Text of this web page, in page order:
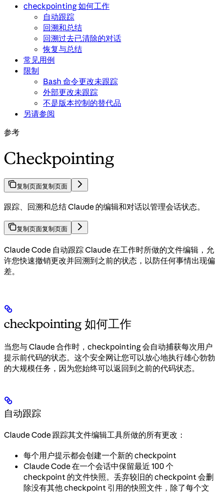
checkpointing 如何工作
自动跟踪
回溯和总结
回溯过去已清除的对话
恢复与总结
常见用例
限制
Bash 命令更改未跟踪
外部更改未跟踪
不是版本控制的替代品
另请参阅
参考
Checkpointing
复制页面复制页面
跟踪、回溯和总结 Claude 的编辑和对话以管理会话状态。
复制页面复制页面
Claude Code 自动跟踪 Claude 在工作时所做的文件编辑，允
许您快速撤销更改并回溯到之前的状态，以防任何事情出现偏
差。
checkpointing 如何工作
当您与 Claude 合作时，checkpointing 会自动捕获每次用户
提示前代码的状态。这个安全网让您可以放心地执行雄心勃勃
的大规模任务，因为您始终可以返回到之前的代码状态。
自动跟踪
Claude Code 跟踪其文件编辑工具所做的所有更改：
每个用户提示都会创建一个新的 checkpoint
Claude Code 在一个会话中保留最近 100 个
checkpoint 的文件快照。丢弃较旧的 checkpoint 会删
除没有其他 checkpoint 引用的快照文件，除了每个文